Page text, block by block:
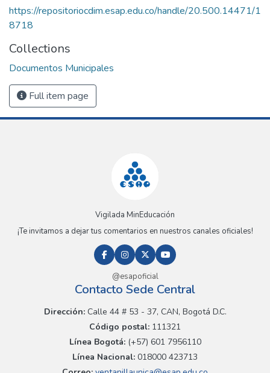
https://repositoriocdim.esap.edu.co/handle/20.500.14471/1
8718
Collections
Documentos Municipales
Full item page
Vigilada MinEducación
¡Te invitamos a dejar tus comentarios en nuestros canales oficiales!
@esapoficial
Contacto Sede Central
Dirección:Calle 44 # 53 - 37, CAN, Bogotá D.C.
Código postal: 111321
Línea Bogotá:(+57) 601 7956110
Línea Nacional: 018000 423713